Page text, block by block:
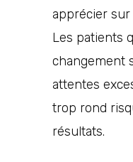
apprécier
Les patients
changement
attentes
trop rond
résultats.